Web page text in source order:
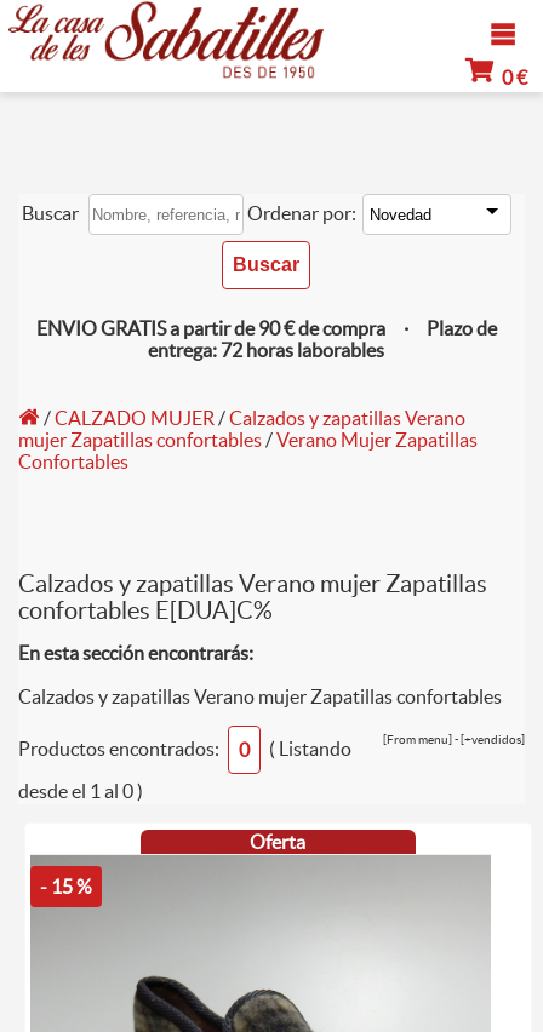
0 €
Buscar Ordenar por:
ENVIO GRATIS a partir de 90 € de compra · Plazo de
entrega: 72 horas laborables
/CALZADO MUJER /Calzados y zapatillas Verano
mujer Zapatillas confortables/Verano Mujer Zapatillas
Confortables
Calzados y zapatillas Verano mujer Zapatillas
confortables E[DUA]C%
En esta sección encontrarás:
Calzados y zapatillas Verano mujer Zapatillas confortables
[From menu] - [+vendidos]
Productos encontrados: 0
( Listando
desde el 1 al 0 )
Oferta
- 15 %